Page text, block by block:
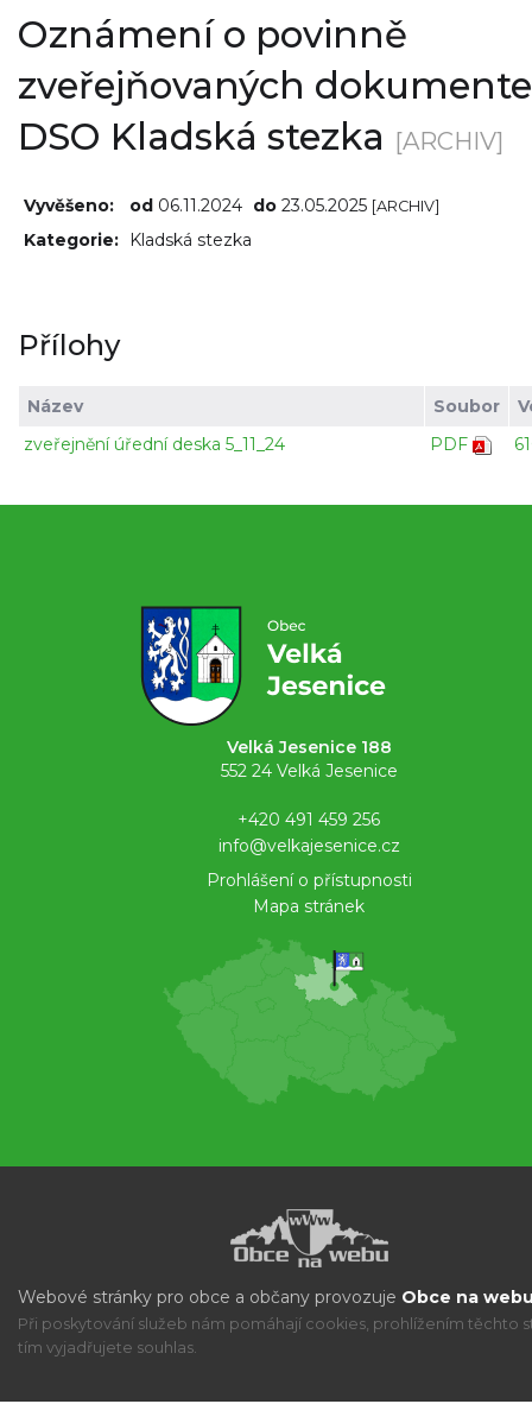
Oznámení o povinně
zveřejňovaných
DSO Kladská stezka [ARCHIV]
Vyvěšeno: od 06.11.2024 do 23.05.2025 [ARCHIV]
Kategorie: Kladská stezka
Přílohy
Název Soubor
zveřejnění úřední deska 5_11_24
PDF
Velká Jesenice 188
552 24 Velká Jesenice
+420 491 459 256
info@velkajesenice.cz
Prohlášení o přístupnosti
Mapa stránek
Webové stránky pro obce a občany provozuje Obce na
Při poskytování služeb nám pomáhají cookies, prohlížením těchto
tím vyjadřujete souhlas.